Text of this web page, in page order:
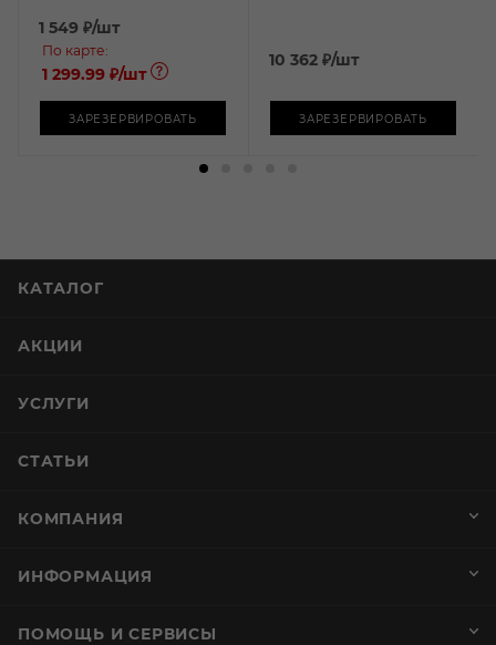
1 549 ₽/шт
По карте:
1 299.99 ₽/шт
ЗАРЕЗЕРВИРОВАТЬ
10 362 ₽/шт
ЗАРЕЗЕРВИРОВАТЬ
КАТАЛОГ
АКЦИИ
УСЛУГИ
СТАТЬИ
КОМПАНИЯ
ИНФОРМАЦИЯ
ПОМОЩЬ И СЕРВИСЫ